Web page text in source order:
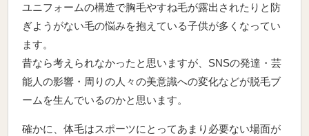
ユニフォームの構造で胸毛やすね毛が露出されたりと防
ぎようがない毛の悩みを抱えている子供が多くなってい
ます。
昔なら考えられなかったと思いますが、SNSの発達・芸
能人の影響・周りの人々の美意識への変化などが脱毛ブ
ームを生んでいるのかと思います。
確かに、体毛はスポーツにとってあまり必要ない場面が